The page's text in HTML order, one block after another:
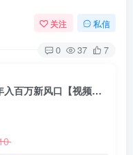
关注 私信
0 37 7
蓝海项目拼多多视频带货课，2022年入百万新风口【视频教程+软件】